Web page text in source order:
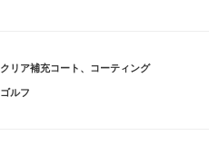
カ
ゴ
クリア補充コート 、 コーティング
タ
ゴルフ